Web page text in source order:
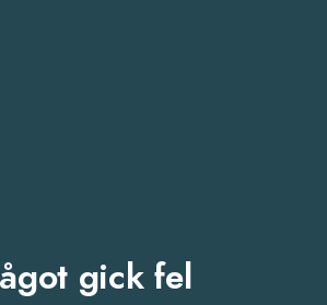
gick fel